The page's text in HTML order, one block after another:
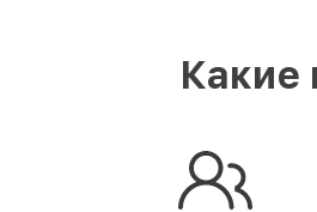
Какие